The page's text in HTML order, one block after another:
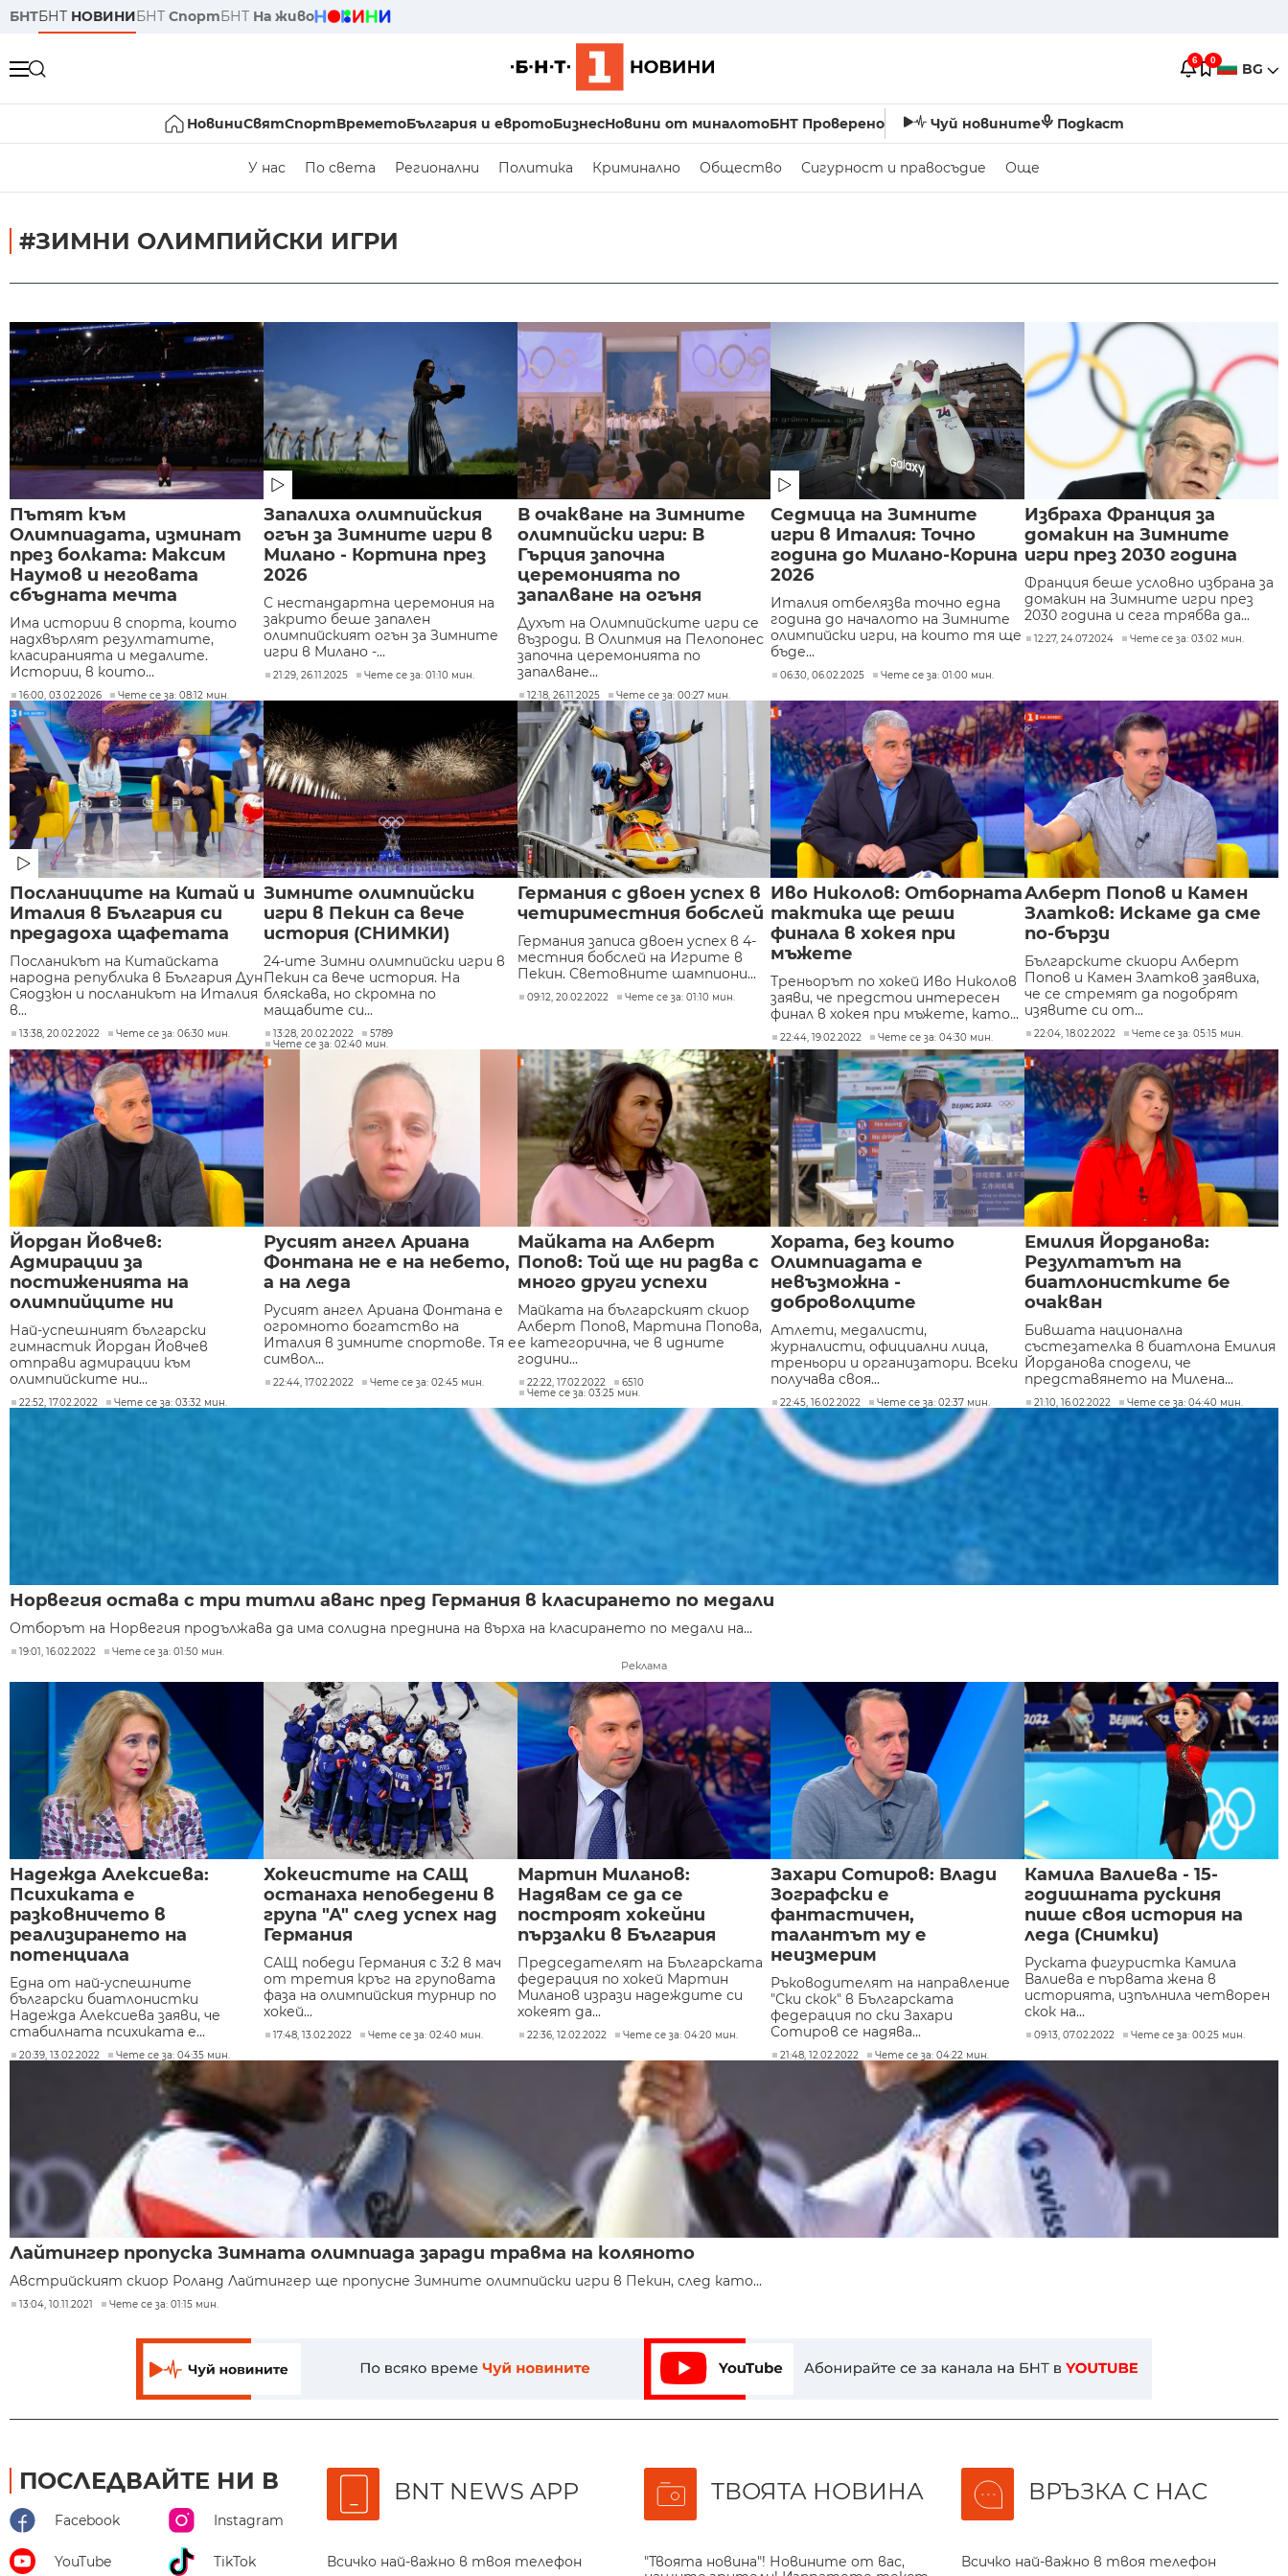
БНТБНТ НОВИНИБНТ СпортБНТ На живо
6 0 BG
НовиниСвятСпортВреметоБългария и евротоБизнесНовини от миналотоБНТ Проверено Чуй новините Подкаст
У нас По света Регионални Политика Криминално Общество Сигурност и правосъдие Още
#ЗИМНИ ОЛИМПИЙСКИ ИГРИ
Пътят към
Олимпиадата, изминат
през болката: Максим
Наумов и неговата
сбъдната мечта
Има истории в спорта, които
надхвърлят резултатите,
класиранията и медалите.
Истории, в които...
16:00, 03.02.2026 Чете се за: 08:12 мин.
Запалиха олимпийския
огън за Зимните игри в
Милано - Кортина през
2026
С нестандартна церемония на
закрито беше запален
олимпийският огън за Зимните
игри в Милано -...
21:29, 26.11.2025 Чете се за: 01:10 мин.
В очакване на Зимните
олимпийски игри: В
Гърция започна
церемонията по
запалване на огъня
Духът на Олимпийските игри се
възроди. В Олипмия на Пелопонес
започна церемонията по
запалване...
12:18, 26.11.2025 Чете се за: 00:27 мин.
Седмица на Зимните
игри в Италия: Точно
година до Милано-Корина
2026
Италия отбелязва точно една
година до началото на Зимните
олимпийски игри, на които тя ще
бъде...
06:30, 06.02.2025 Чете се за: 01:00 мин.
Избраха Франция за
домакин на Зимните
игри през 2030 година
Франция беше условно избрана за
домакин на Зимните игри през
2030 година и сега трябва да...
12:27, 24.07.2024 Чете се за: 03:02 мин.
Посланиците на Китай и
Италия в България си
предадоха щафетата
Посланикът на Китайската
народна република в България Дун
Сяодзюн и посланикът на Италия
в...
13:38, 20.02.2022 Чете се за: 06:30 мин.
Зимните олимпийски
игри в Пекин са вече
история (СНИМКИ)
24-ите Зимни олимпийски игри в
Пекин са вече история. На
бляскава, но скромна по
мащабите си...
13:28, 20.02.2022
5789
Чете се за: 02:40 мин.
Германия с двоен успех в
четириместния бобслей
Германия записа двоен успех в 4-
местния бобслей на Игрите в
Пекин. Световните шампиони...
09:12, 20.02.2022 Чете се за: 01:10 мин.
Иво Николов: Отборната
тактика ще реши
финала в хокея при
мъжете
Треньорът по хокей Иво Николов
заяви, че предстои интересен
финал в хокея при мъжете, като...
22:44, 19.02.2022 Чете се за: 04:30 мин.
Алберт Попов и Камен
Златков: Искаме да сме
по-бързи
Българските скиори Алберт
Попов и Камен Златков заявиха,
че се стремят да подобрят
изявите си от...
22:04, 18.02.2022 Чете се за: 05:15 мин.
Йордан Йовчев:
Адмирации за
постиженията на
олимпийците ни
Най-успешният български
гимнастик Йордан Йовчев
отправи адмирации към
олимпийските ни...
22:52, 17.02.2022 Чете се за: 03:32 мин.
Русият ангел Ариана
Фонтана не е на небето,
а на леда
Русият ангел Ариана Фонтана е
огромното богатство на
Италия в зимните спортове. Тя е
символ...
22:44, 17.02.2022 Чете се за: 02:45 мин.
Майката на Алберт
Попов: Той ще ни радва с
много други успехи
Майката на българският скиор
Алберт Попов, Мартина Попова,
е категорична, че в идните
години...
22:22, 17.02.2022
6510
Чете се за: 03:25 мин.
Хората, без които
Олимпиадата е
невъзможна -
доброволците
Атлети, медалисти,
журналисти, официални лица,
треньори и организатори. Всеки
получава своя...
22:45, 16.02.2022 Чете се за: 02:37 мин.
Емилия Йорданова:
Резултатът на
биатлонистките бе
очакван
Бившата национална
състезателка в биатлона Емилия
Йорданова сподели, че
представянето на Милена...
21:10, 16.02.2022 Чете се за: 04:40 мин.
Норвегия остава с три титли аванс пред Германия в класирането по медали
Отборът на Норвегия продължава да има солидна преднина на върха на класирането по медали на...
19:01, 16.02.2022 Чете се за: 01:50 мин.
Реклама
Надежда Алексиева:
Психиката е
разковничето в
реализирането на
потенциала
Една от най-успешните
български биатлонистки
Надежда Алексиева заяви, че
стабилната психиката е...
20:39, 13.02.2022 Чете се за: 04:35 мин.
Хокеистите на САЩ
останаха непобедени в
група "А" след успех над
Германия
САЩ победи Германия с 3:2 в мач
от третия кръг на груповата
фаза на олимпийския турнир по
хокей...
17:48, 13.02.2022 Чете се за: 02:40 мин.
Мартин Миланов:
Надявам се да се
построят хокейни
пързалки в България
Председателят на Българската
федерация по хокей Мартин
Миланов изрази надеждите си
хокеят да...
22:36, 12.02.2022 Чете се за: 04:20 мин.
Захари Сотиров: Влади
Зографски е
фантастичен,
талантът му е
неизмерим
Ръководителят на направление
"Ски скок" в Българската
федерация по ски Захари
Сотиров се надява...
21:48, 12.02.2022 Чете се за: 04:22 мин.
Камила Валиева - 15-
годишната рускиня
пише своя история на
леда (Снимки)
Руската фигуристка Камила
Валиева e първата жена в
историята, изпълнила четворен
скок на...
09:13, 07.02.2022 Чете се за: 00:25 мин.
Лайтингер пропуска Зимната олимпиада заради травма на коляното
Австрийският скиор Роланд Лайтингер ще пропусне Зимните олимпийски игри в Пекин, след като...
13:04, 10.11.2021 Чете се за: 01:15 мин.
ПОСЛЕДВАЙТЕ НИ В
Facebook Instagram
YouTube TikTok
BNT NEWS APP
Всичко най-важно в твоя телефон
ТВОЯТА НОВИНА
"Твоята новина"! Новините от вас,
ВРЪЗКА С НАС
Всичко най-важно в твоя телефон